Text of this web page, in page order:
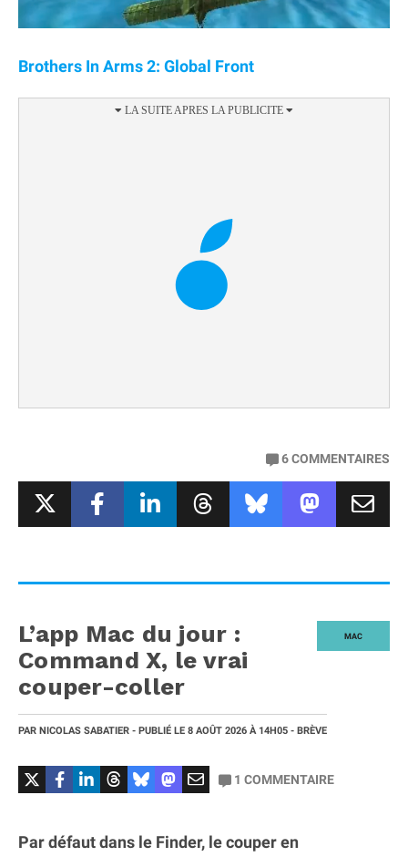
Brothers In Arms 2: Global Front
6COMMENTAIRES
MAC
L’app Mac du jour :
Command X, le vrai
couper-coller
PAR NICOLAS SABATIER - PUBLIÉ LE 8 AOÛT 2026 À 14H05 - BRÈVE
1 COMMENTAIRE
Par défaut dans le Finder, le couper en